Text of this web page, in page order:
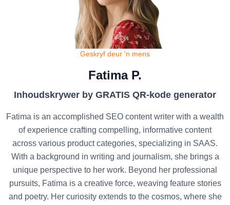
Geskryf deur 'n mens
Fatima P.
Inhoudskrywer by GRATIS QR-kode generator
Fatima is an accomplished SEO content writer with a wealth
of experience crafting compelling, informative content
across various product categories, specializing in SAAS.
With a background in writing and journalism, she brings a
unique perspective to her work. Beyond her professional
pursuits, Fatima is a creative force, weaving feature stories
and poetry. Her curiosity extends to the cosmos, where she